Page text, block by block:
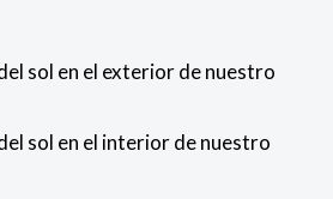
sol en el exterior de nuestro
sol en el interior de nuestro